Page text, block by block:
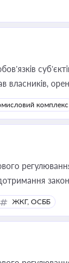
власників,
комплекс
ЖКГ, ОСББ